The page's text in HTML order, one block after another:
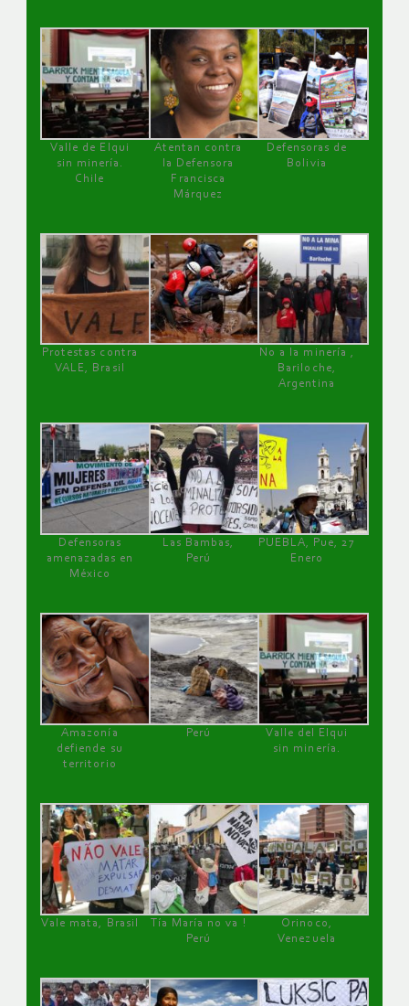
Valle de Elqui
sin minería.
Chile
Atentan contra
la Defensora
Francisca
Márquez
Defensoras de
Bolivia
Protestas contra
VALE, Brasil
No a la minería ,
Bariloche,
Argentina
Defensoras
amenazadas en
México
Las Bambas,
Perú
PUEBLA, Pue, 27
Enero
Amazonía
defiende su
territorio
Perú
Valle del Elqui
sin minería.
Vale mata, Brasil
Tía María no va !
Perú
Orinoco,
Venezuela